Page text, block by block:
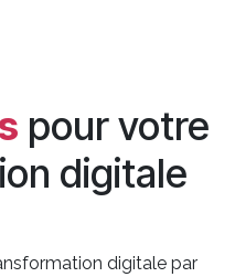
pour votre
digitale
digitale par